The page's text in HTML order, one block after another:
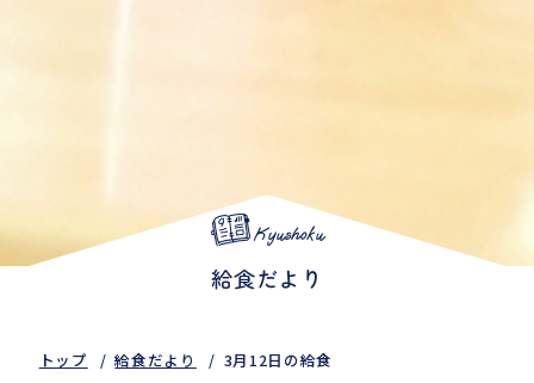
Kyushoku
給食だより
トップ 給食だより 3月12日の給食